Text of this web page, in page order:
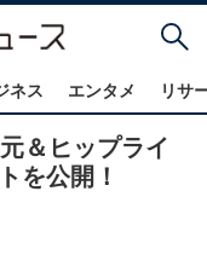
ネス エンタメ リサ
＆ヒップライ
を公開！